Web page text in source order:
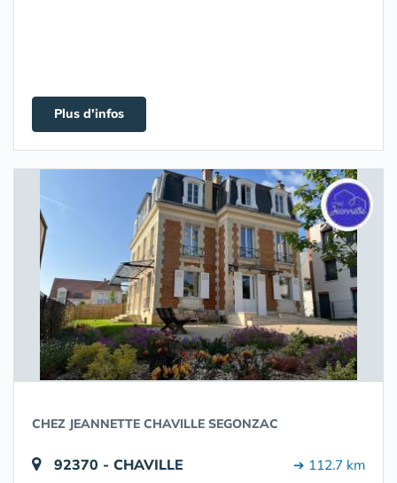
Plus d'infos
CHEZ JEANNETTE CHAVILLE SEGONZAC
92370 - CHAVILLE ➔ 112.7 km